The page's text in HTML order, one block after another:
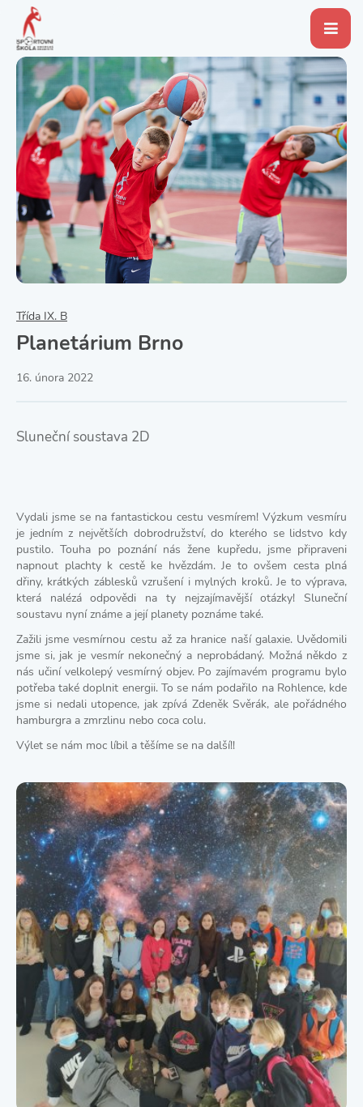
Třída IX. B
Planetárium Brno
16. února 2022
Sluneční soustava 2D
Vydali jsme se na fantastickou cestu vesmírem! Výzkum vesmíru
je jedním z největších dobrodružství, do kterého se lidstvo kdy
pustilo. Touha po poznání nás žene kupředu, jsme připraveni
napnout plachty k cestě ke hvězdám. Je to ovšem cesta plná
dřiny, krátkých záblesků vzrušení i mylných kroků. Je to výprava,
která nalézá odpovědi na ty nejzajímavější otázky! Sluneční
soustavu nyní známe a její planety poznáme také.
Zažili jsme vesmírnou cestu až za hranice naší galaxie. Uvědomili
jsme si, jak je vesmír nekonečný a neprobádaný. Možná někdo z
nás učiní velkolepý vesmírný objev. Po zajímavém programu bylo
potřeba také doplnit energii. To se nám podařilo na Rohlence, kde
jsme si nedali utopence, jak zpívá Zdeněk Svěrák, ale pořádného
hamburgra a zmrzlinu nebo coca colu.
Výlet se nám moc líbil a těšíme se na další!!